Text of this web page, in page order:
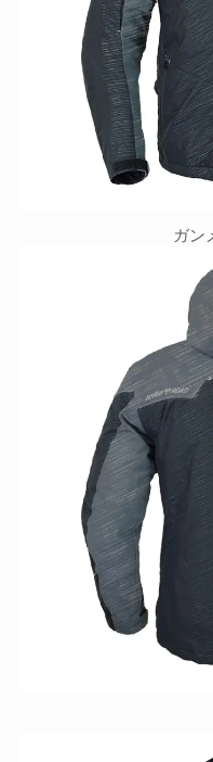
ガン